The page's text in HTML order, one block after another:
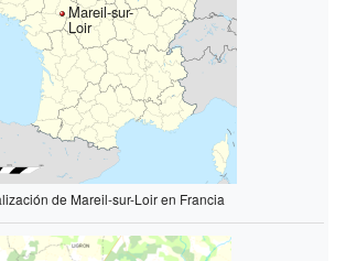
Mareil-sur-
Loir
de Mareil-sur-Loir en Francia